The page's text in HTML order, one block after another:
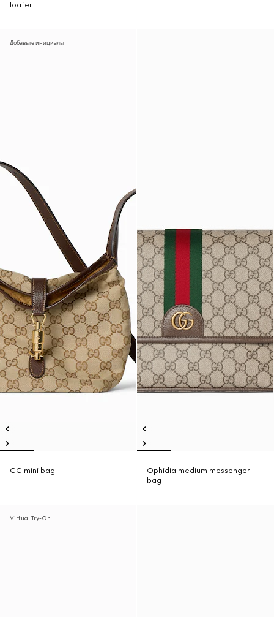
loafer
Добавьте инициалы
GG mini bag
Ophidia medium messenger
bag
Virtual Try-On